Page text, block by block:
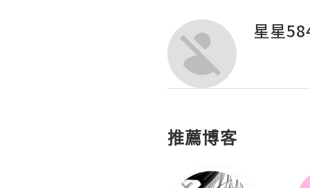
星星
推薦博客